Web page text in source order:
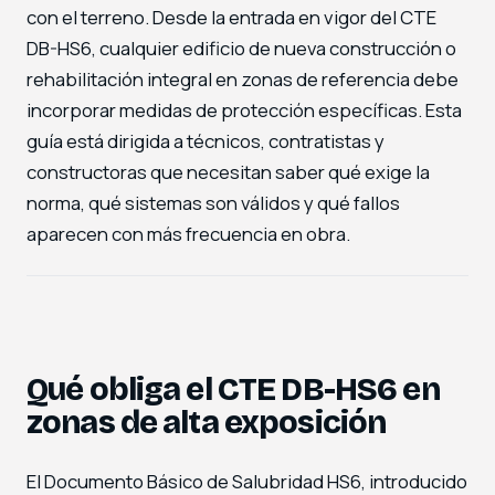
con el terreno. Desde la entrada en vigor del CTE
DB-HS6, cualquier edificio de nueva construcción o
rehabilitación integral en zonas de referencia debe
incorporar medidas de protección específicas. Esta
guía está dirigida a técnicos, contratistas y
constructoras que necesitan saber qué exige la
norma, qué sistemas son válidos y qué fallos
aparecen con más frecuencia en obra.
Qué obliga el CTE DB-HS6 en
zonas de alta exposición
El Documento Básico de Salubridad HS6, introducido